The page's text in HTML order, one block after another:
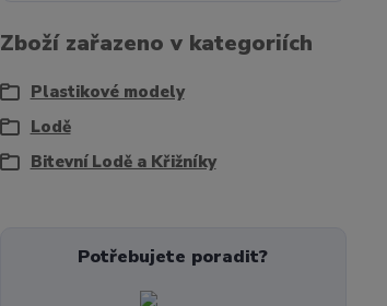
Zboží zařazeno v kategoriích
Plastikové modely
Lodě
Bitevní Lodě a Křižníky
Potřebujete poradit?